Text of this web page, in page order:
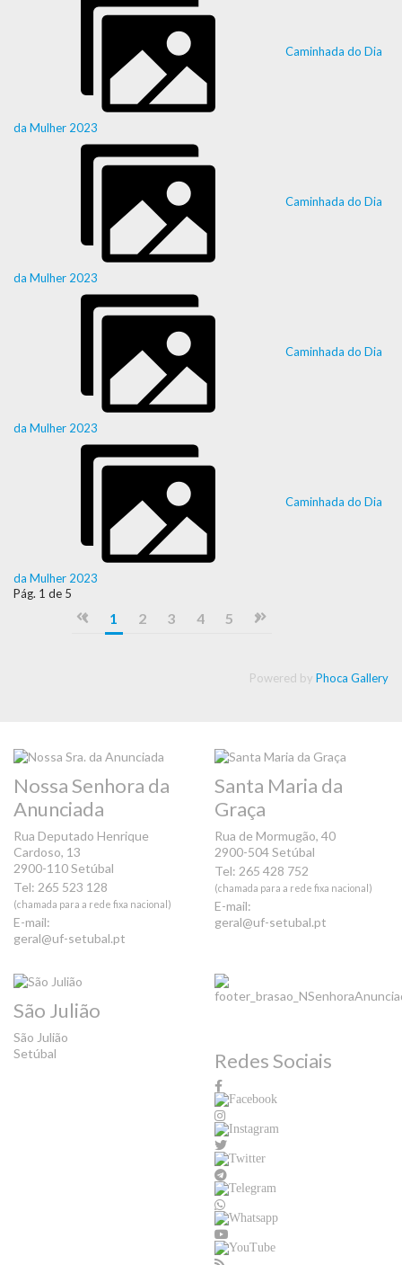
Caminhada do Dia
da Mulher 2023
Caminhada do Dia
da Mulher 2023
Caminhada do Dia
da Mulher 2023
Caminhada do Dia
da Mulher 2023
Pág. 1 de 5
1 2 3 4 5
Powered by Phoca Gallery
Nossa Senhora da
Anunciada
Rua Deputado Henrique
Cardoso, 13
2900-110 Setúbal
Tel: 265 523 128
(chamada para a rede fixa nacional)
E-mail:
geral@uf-setubal.pt
Santa Maria da
Graça
Rua de Mormugão, 40
2900-504 Setúbal
Tel: 265 428 752
(chamada para a rede fixa nacional)
E-mail:
geral@uf-setubal.pt
São Julião
São Julião
Setúbal
Redes Sociais